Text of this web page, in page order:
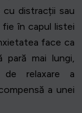
distracții sau
în capul listei
face ca
pară mai lungi,
relaxare a
a unei